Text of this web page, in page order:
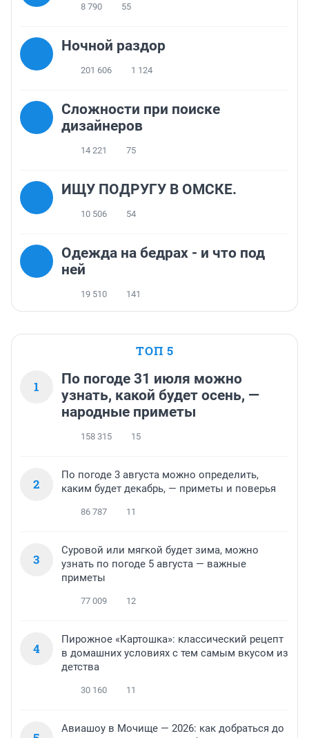
8 790 55
Ночной раздор
201 606 1 124
Сложности при поиске
дизайнеров
14 221 75
ИЩУ ПОДРУГУ В ОМСКЕ.
10 506 54
Одежда на бедрах - и что под
ней
19 510 141
ТОП 5
1
По погоде 31 июля можно
узнать, какой будет осень, —
народные приметы
158 315 15
2
По погоде 3 августа можно определить,
каким будет декабрь, — приметы и поверья
86 787 11
3
Суровой или мягкой будет зима, можно
узнать по погоде 5 августа — важные
приметы
77 009 12
4
Пирожное «Картошка»: классический рецепт
в домашних условиях с тем самым вкусом из
детства
30 160 11
Авиашоу в Мочище — 2026: как добраться до